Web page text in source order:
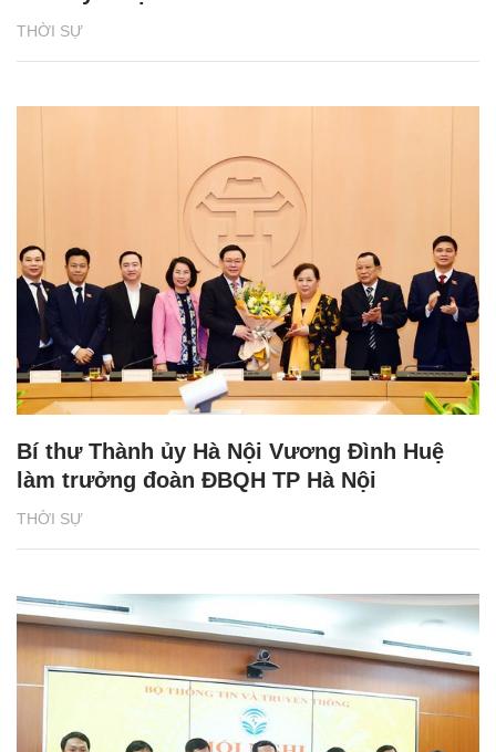
THỜI SỰ
THỜI SỰ
Bí thư Thành ủy Hà Nội Vương Đình Huệ
làm trưởng đoàn ĐBQH TP Hà Nội